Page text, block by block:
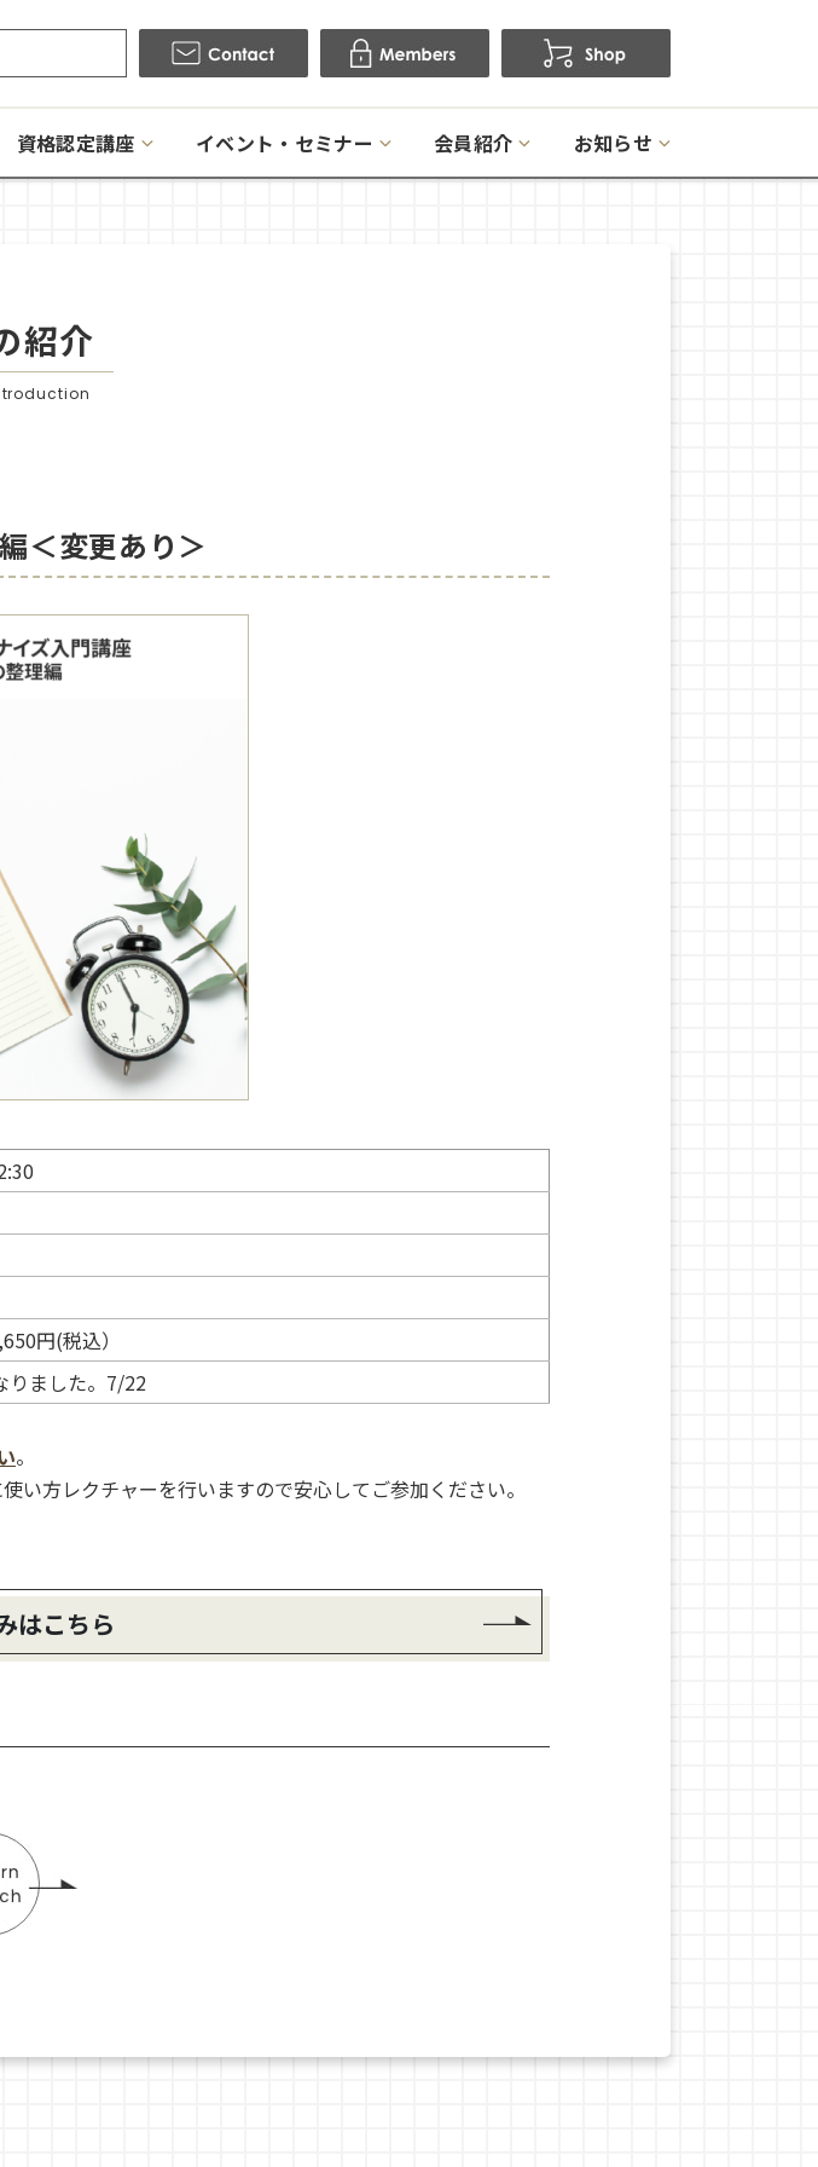
資格認定講座 イベント・セミナー 会員紹介 お知らせ
紹介
＜変更あり＞
円(税込）
りました。7/22
。
い方レクチャーを行いますので安心してご参加ください。
はこちら